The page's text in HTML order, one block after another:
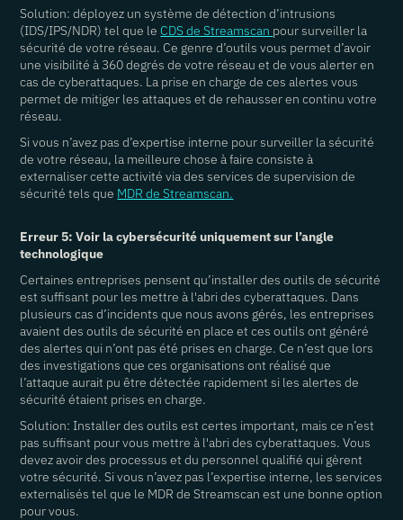
Solution: déployez un système de détection d’intrusions
(IDS/IPS/NDR) tel que le CDS de Streamscan pour surveiller la
sécurité de votre réseau. Ce genre d’outils vous permet d’avoir
une visibilité à 360 degrés de votre réseau et de vous alerter en
cas de cyberattaques. La prise en charge de ces alertes vous
permet de mitiger les attaques et de rehausser en continu votre
réseau.
Si vous n’avez pas d’expertise interne pour surveiller la sécurité
de votre réseau, la meilleure chose à faire consiste à
externaliser cette activité via des services de supervision de
sécurité tels que MDR de Streamscan.
Erreur 5: Voir la cybersécurité uniquement sur l’angle
technologique
Certaines entreprises pensent qu’installer des outils de sécurité
est suffisant pour les mettre à l'abri des cyberattaques. Dans
plusieurs cas d’incidents que nous avons gérés, les entreprises
avaient des outils de sécurité en place et ces outils ont généré
des alertes qui n’ont pas été prises en charge. Ce n’est que lors
des investigations que ces organisations ont réalisé que
l’attaque aurait pu être détectée rapidement si les alertes de
sécurité étaient prises en charge.
Solution: Installer des outils est certes important, mais ce n’est
pas suffisant pour vous mettre à l'abri des cyberattaques. Vous
devez avoir des processus et du personnel qualifié qui gèrent
votre sécurité. Si vous n’avez pas l’expertise interne, les services
externalisés tel que le MDR de Streamscan est une bonne option
pour vous.